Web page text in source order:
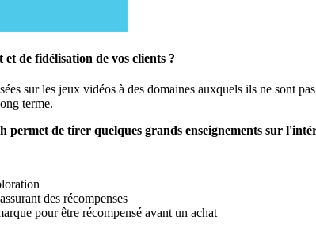
de fidélisation de vos clients ?
sur les jeux vidéos à des domaines auxquels ils ne sont
terme.
de tirer quelques grands enseignements sur
des récompenses
pour être récompensé avant un achat